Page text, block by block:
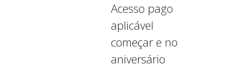
Acesso pago
aplicável
começar e no
aniversário